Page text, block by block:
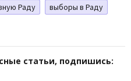
Раду
выборы в Раду
статьи, подпишись: